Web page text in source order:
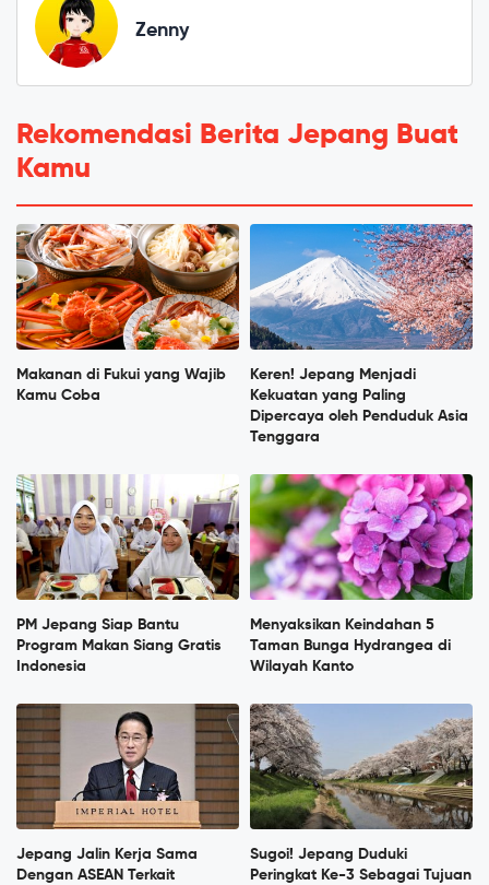
Zenny
Rekomendasi Berita Jepang Buat
Kamu
Makanan di Fukui yang Wajib
Kamu Coba
Keren! Jepang Menjadi
Kekuatan yang Paling
Dipercaya oleh Penduduk Asia
Tenggara
PM Jepang Siap Bantu
Program Makan Siang Gratis
Indonesia
Menyaksikan Keindahan 5
Taman Bunga Hydrangea di
Wilayah Kanto
Jepang Jalin Kerja Sama
Dengan ASEAN Terkait
Sugoi! Jepang Duduki
Peringkat Ke-3 Sebagai Tujuan